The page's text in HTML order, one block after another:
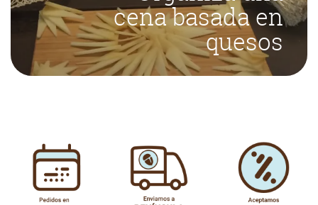
cena basada en
quesos